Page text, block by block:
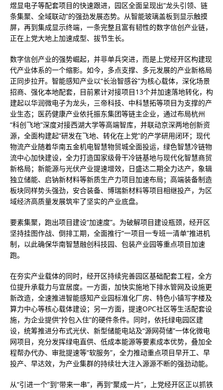
煜显电子等配套项目的快速跟进，园区全面呈现出“龙头引领、链
条集聚、全域联动”的强劲发展态势。从智能玻璃盖板到显示触摸
屏，再到集成显示终端，一条完整且富有韧性的数字信创产业链，
正在上党大地上加速成型、拔节生长。
数字信创产业的强势崛起，并非单兵突进，而是上党经开区构建现
代产业体系的一个缩影。如今，多点支撑、多元发展的产业新格局
正同步拉开。智能感知产业以“长治智感谷”为核心载体，深化场景
招商、强化本地配套，目前累计对接项目13个并加速落地转化，构
建起以华润微电子为龙头，三帝科技、中科慧拓等项目为支撑的产
业生态；医药健康产业依托振东集团等链主企业，通过布局杭州
“科创飞地”深度对接西湖大学等高端智库，并联动京深两地创新资
源，全面构建起“研发在飞地、转化在上党”的产学研用闭环；现代
物流产业随着华南五金机电智慧物贸城全面投运，绿色智慧冷链物
流中心加快建设，全力打造国家级骨干冷链基地与现代化智慧商贸
新格局；新能源与光伏产业提速增效，日盛达二期全力达产，象辑
独立储能、启钠新材料等新质生产力项目加速布局；高端装备制造
板块同样势头强劲，安合装备、博瑞新材料等项目相继投产，为区
域经济高质量发展筑牢了坚实的产业底盘。
要素集聚，跑出项目建设“加速度”。为破解项目建设瓶颈，经开区
坚持挂图作战、倒排工期，全面推行“一项目一专班一清单”推进机
制，以此确保华南智慧融创科技园、包装产业园等重点项目加速
跑。
在夯实产业载体的同时，经开区持续完善园区基础配套工程，全方
位提升承载力与宜居度。一方面，加快实施地下排水管网及设施更
新改造，全速推进智能感知产业园标准化厂房、特色小镇写字楼及
算力中心等核心载体建设；另一方面，提速OPC社区等生活配套设
施，为企业提供“拎包入住”的硬件条件。同时，依托绿电园区建
设，统筹推进分布式光伏、新型储能电站及“源网荷储”一体化微电
网项目，充分发挥绿电直供、低成本能源等要素成本优势，叠加全
程帮办代办、审批提速等“软服务”，全力推动重点项目早开工、早
投产、早达效，为产业集群的持续壮大注入源源不断的强劲动能。
从“引进一个”到“带来一串”，再到“聚成一片”，上党经开区正以抓铁